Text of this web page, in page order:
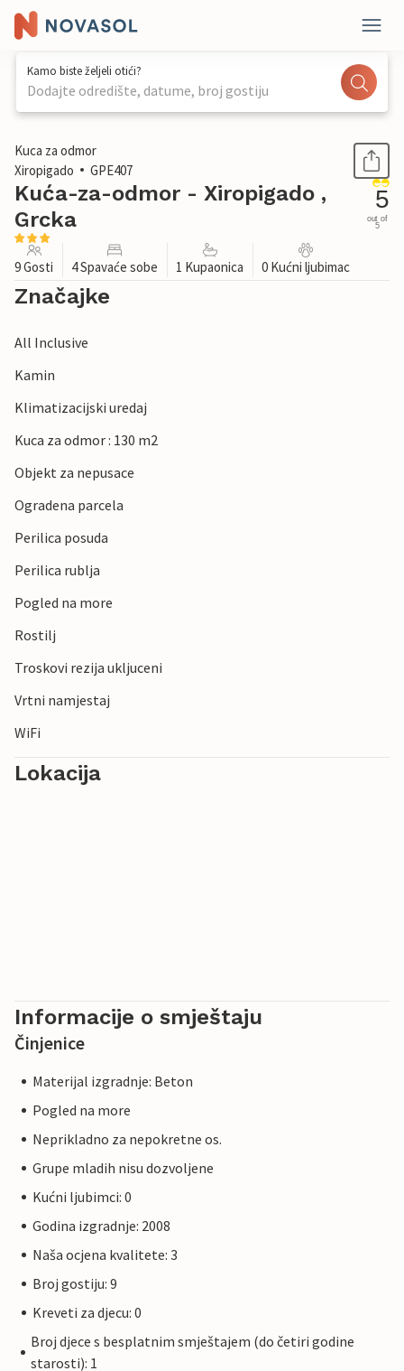
Kamo biste željeli otići?
Dodajte odredište, datume, broj gostiju
1 / 25
Kuca za odmor
Xiropigado
GPE407
Kuća-za-odmor - Xiropigado ,
Grcka
5
out of
5
9 Gosti 4 Spavaće sobe 1 Kupaonica 0 Kućni ljubimac
Značajke
All Inclusive
Kamin
Klimatizacijski uredaj
Kuca za odmor : 130 m2
Objekt za nepusace
Ogradena parcela
Perilica posuda
Perilica rublja
Pogled na more
Rostilj
Troskovi rezija ukljuceni
Vrtni namjestaj
WiFi
Lokacija
Informacije o smještaju
Činjenice
Materijal izgradnje: Beton
Pogled na more
Neprikladno za nepokretne os.
Grupe mladih nisu dozvoljene
Kućni ljubimci: 0
Godina izgradnje: 2008
Naša ocjena kvalitete: 3
Broj gostiju: 9
Kreveti za djecu: 0
Broj djece s besplatnim smještajem (do četiri godine
starosti): 1